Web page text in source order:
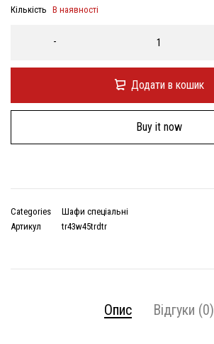
Кількість В наявності
Додати в кошик
Buy it now
Categories
Шафи спеціальні
Артикул
tr43w45trdtr
Опис Відгуки (0)